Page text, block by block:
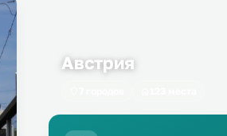
Австрия